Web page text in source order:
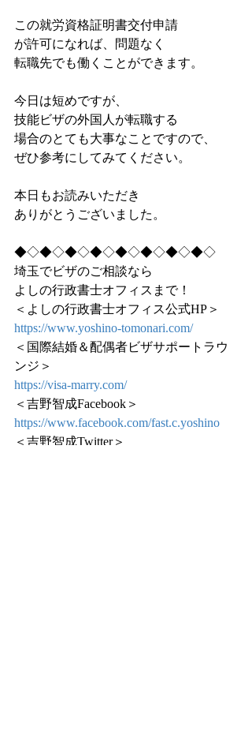
この就労資格証明書交付申請
が許可になれば、問題なく
転職先でも働くことができます。
今日は短めですが、
技能ビザの外国人が転職する
場合のとても大事なことですので、
ぜひ参考にしてみてください。
本日もお読みいただき
ありがとうございました。
◆◇◆◇◆◇◆◇◆◇◆◇◆◇◆◇
埼玉でビザのご相談なら
よしの行政書士オフィスまで！
＜よしの行政書士オフィス公式HP＞
https://www.yoshino-tomonari.com/
＜国際結婚＆配偶者ビザサポートラウ
ンジ＞
https://visa-marry.com/
＜吉野智成Facebook＞
https://www.facebook.com/fast.c.yoshino
＜吉野智成Twitter＞